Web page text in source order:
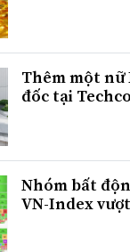
Thêm một nữ
đốc tại
Nhóm bất
VN-Index